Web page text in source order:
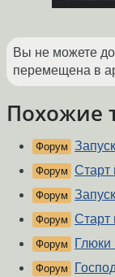
Вы не можете
перемещена в
Похожие
Форум
Форум Старт
Форум
Форум Старт
Форум Глюки
Форум